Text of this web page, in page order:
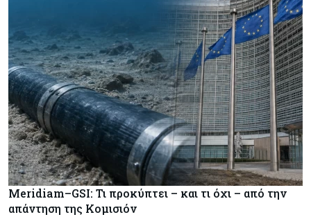
Meridiam–GSI: Τι προκύπτει – και τι όχι – από την
απάντηση της Κομισιόν